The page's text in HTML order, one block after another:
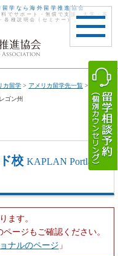
toggle
学なら海外留学推進協会
でサポート・無償で支援。大学・高
各種説明会（セミナー）。
カ留学 > アメリカ留学先一覧 > 州 >
ゴン州
校 KAPLAN Portland
ます。
ージもご確認ください。
ナルのページ 」